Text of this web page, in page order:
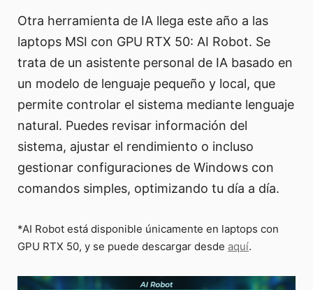
Otra herramienta de IA llega este año a las
laptops MSI con GPU RTX 50: AI Robot. Se
trata de un asistente personal de IA basado en
un modelo de lenguaje pequeño y local, que
permite controlar el sistema mediante lenguaje
natural. Puedes revisar información del
sistema, ajustar el rendimiento o incluso
gestionar configuraciones de Windows con
comandos simples, optimizando tu día a día.
*AI Robot está disponible únicamente en laptops con
GPU RTX 50, y se puede descargar desde aquí.